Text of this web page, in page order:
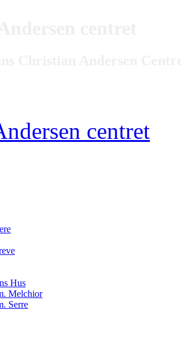
centret
Hus
Melchior
Serre